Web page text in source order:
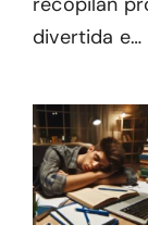
divertida e…